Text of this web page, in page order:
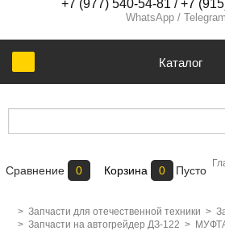
+7 (977) 540-54-81 / +7
WhatsApp / Telegram
Каталог
Сравнение 0 Корзина 0 Пусто
> Запчасти для отечественной техники >
> Запчасти на автогрейдер ДЗ-122 >